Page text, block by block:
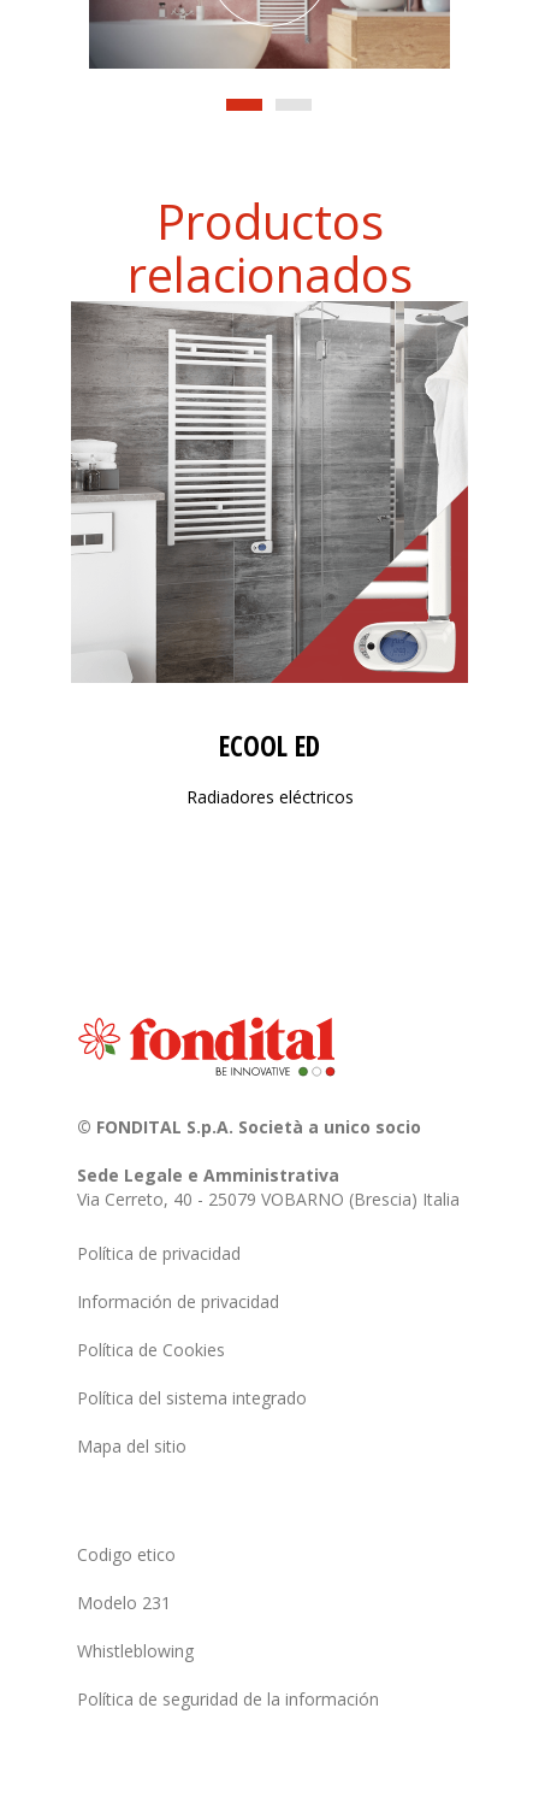
Productos
relacionados
ECOOL ED
Radiadores eléctricos
© FONDITAL S.p.A. Società a unico socio
Sede Legale e Amministrativa
Via Cerreto, 40 - 25079 VOBARNO (Brescia) Italia
Política de privacidad
Información de privacidad
Política de Cookies
Política del sistema integrado
Mapa del sitio
Codigo etico
Modelo 231
Whistleblowing
Política de seguridad de la información